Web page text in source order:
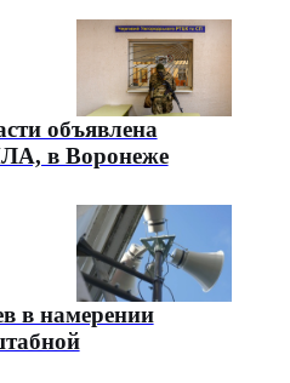
объявлена
в Воронеже
в намерении